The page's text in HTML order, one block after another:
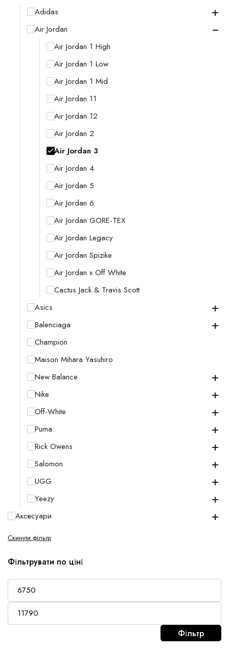
Adidas +
Air Jordan −
Air Jordan 1 High
Air Jordan 1 Low
Air Jordan 1 Mid
Air Jordan 11
Air Jordan 12
Air Jordan 2
Air Jordan 3
Air Jordan 4
Air Jordan 5
Air Jordan 6
Air Jordan GORE-TEX
Air Jordan Legacy
Air Jordan Spizike
Air Jordan x Off White
Cactus Jack & Travis Scott
Asics
+
Balenciaga +
Champion
Maison Mihara Yasuhiro
New Balance
+
Nike +
Off-White +
Puma +
Rick Owens +
Salomon +
UGG +
Yeezy +
Аксесуари +
Скинути фільтр
Фільтрувати по ціні
Фільтр